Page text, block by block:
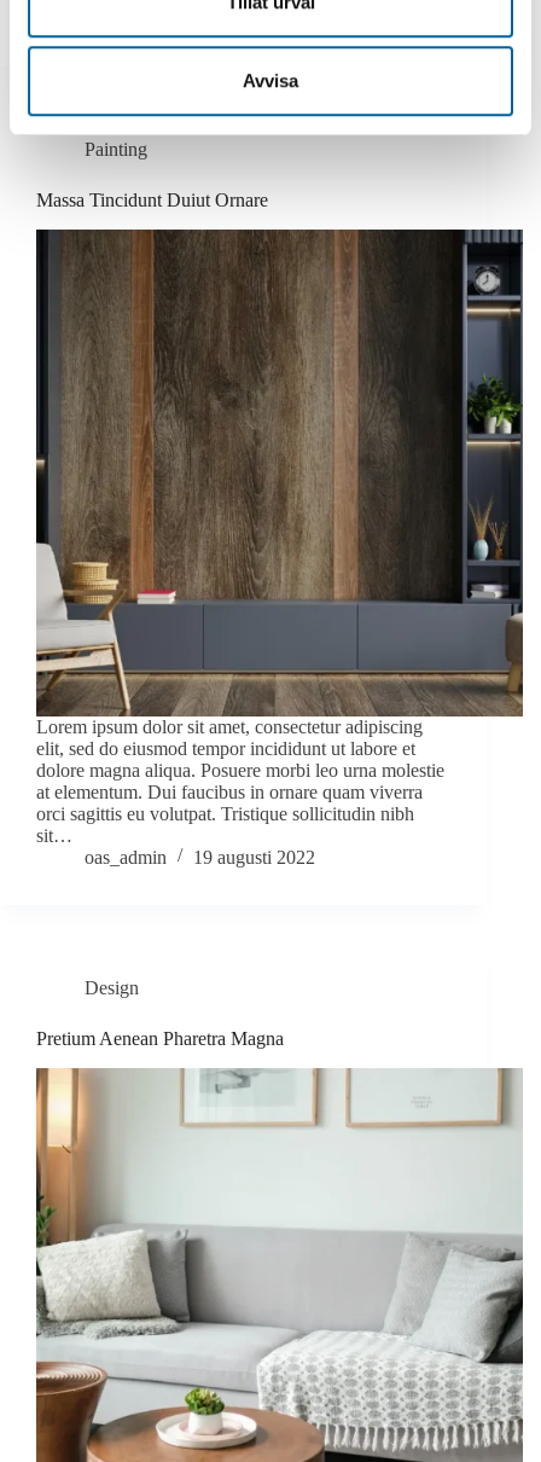
samlat in när du har använt deras tjänster.
Avvisa
Painting
Massa Tincidunt Duiut Ornare
Lorem ipsum dolor sit amet, consectetur adipiscing
elit, sed do eiusmod tempor incididunt ut labore et
dolore magna aliqua. Posuere morbi leo urna molestie
at elementum. Dui faucibus in ornare quam viverra
orci sagittis eu volutpat. Tristique sollicitudin nibh
sit…
oas_admin
19 augusti 2022
Design
Pretium Aenean Pharetra Magna